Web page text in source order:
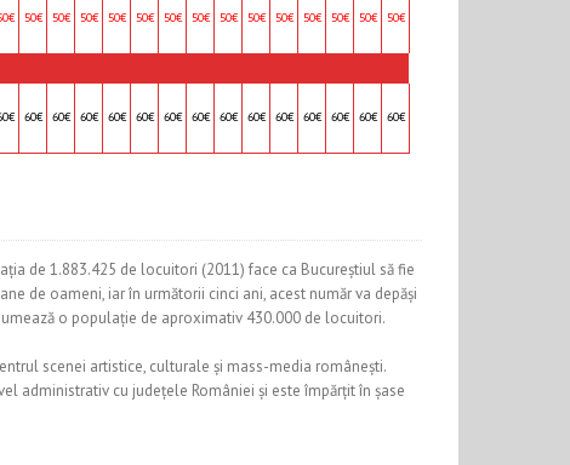
50€ 50€ 50€ 50€ 50€ 50€ 50€ 50€ 50€ 50€ 50€ 50€ 50€ 50€
60€ 60€ 60€ 60€ 60€ 60€ 60€ 60€ 60€ 60€ 60€ 60€ 60€ 60€
de 1.883.425 de locuitori (2011) face ca Bucureștiul să fie
de oameni, iar în următorii cinci ani, acest număr va depăși
o populație de aproximativ 430.000 de locuitori.
scenei artistice, culturale și mass-media românești.
administrativ cu județele României și este împărțit în șase